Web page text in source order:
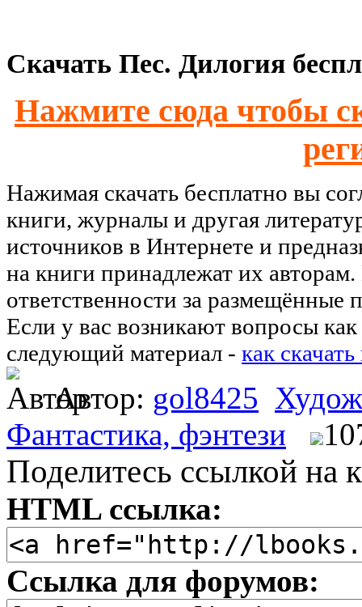
Скачать Пес. Дилогия
Нажмите сюда чтобы
Нажимая скачать бесплатно вы
книги, журналы и другая
источников в Интернете и
на книги принадлежат их
ответственности за размещённые
Если у вас возникают вопросы как
следующий материал - как
Автор: gol8425
Фантастика, фэнтези
Поделитесь ссылкой на
HTML ссылка:
Ссылка для форумов: